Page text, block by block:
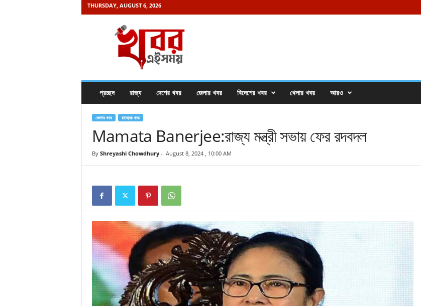
THURSDAY, AUGUST 6, 2026
প্রচ্ছদ রাজ্য দেশের খবর জেলার খবর বিদেশের খবর খেলার খবর আরও
জেলার খবর রাজ্যের খবর
Mamata Banerjee:রাজ্য মন্ত্রী সভায় ফের রদবদল
By Shreyashi Chowdhury- August 8, 2024 , 10:00 AM